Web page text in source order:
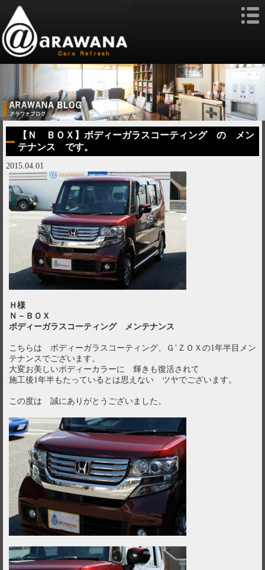
【Ｎ ＢＯＸ】ボディーガラスコーティング の メン
テナンス です。
2015.04.01
Ｈ様
Ｎ－ＢＯＸ
ボディーガラスコーティング メンテナンス
こちらは ボディーガラスコーティング、Ｇ’ＺＯＸの1年半目メン
テナンスでございます。
大変お美しいボディーカラーに 輝きも復活されて
施工後1年半もたっているとは思えない ツヤでございます。
この度は 誠にありがとうございました。